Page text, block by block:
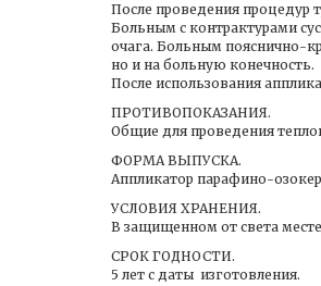
После проведения процедур
Больным с контрактурами
очага. Больным пояснично-
но и на больную конечность.
После использования
ПРОТИВОПОКАЗАНИЯ.
Общие для проведения
ФОРМА ВЫПУСКА.
Аппликатор парафино-
УСЛОВИЯ ХРАНЕНИЯ.
В защищенном от света
СРОК ГОДНОСТИ.
5 лет с даты изготовления.